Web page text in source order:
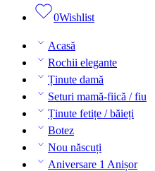
0Wishlist
Acasă
Rochii elegante
Ținute damă
Seturi mamă-fiică / fiu
Ținute fetițe / băieți
Botez
Nou născuți
Aniversare 1 Anișor